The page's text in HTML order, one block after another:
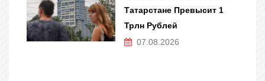
Татарстане Превысит 1
Трлн Рублей
07.08.2026